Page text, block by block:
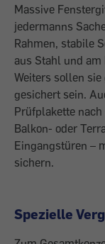
Massive
jedermanns
Rahmen, stabile
aus Stahl und
Weiters sollen
gesichert sein.
Prüfplakette
Balkon- oder
Eingangstüren –
sichern.
Spezielle